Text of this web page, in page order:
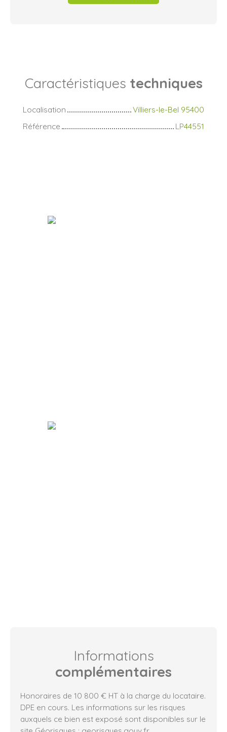
Caractéristiques techniques
Localisation
Villiers-le-Bel 95400
Référence
LP44551
Informations
complémentaires
Honoraires de 10 800 € HT à la charge du locataire.
DPE en cours. Les informations sur les risques
auxquels ce bien est exposé sont disponibles sur le